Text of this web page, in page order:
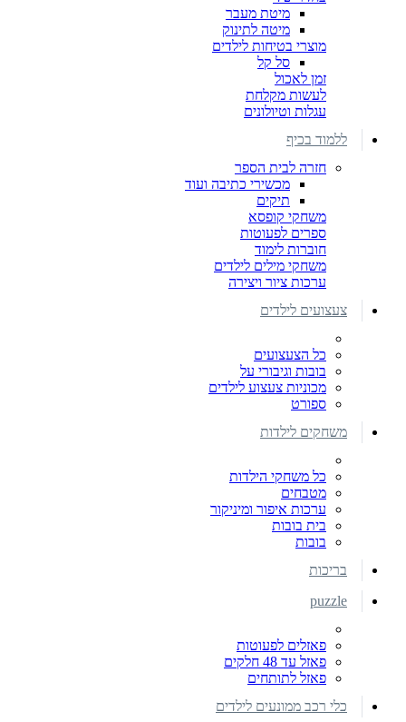
מיטת מעבר
מיטה לתינוק
מוצרי בטיחות לילדים
סל קל
זמן לאכול
לעשות מקלחת
עגלות וטיולונים
ללמוד בכיף
חזרה לבית הספר
מכשירי כתיבה ועוד
תיקים
משחקי קופסא
ספרים לפעוטות
חוברות לימוד
משחקי מילים לילדים
ערכות ציור ויצירה
צעצועים לילדים
כל הצעצועים
בובות וגיבורי על
מכוניות צעצוע לילדים
ספורט
משחקים לילדות
כל משחקי הילדות
מטבחים
ערכות איפור ומיניקור
בית בובות
בובות
בריכות
puzzle
פאזלים לפעוטות
פאזל עד 48 חלקים
פאזל לתותחים
כלי רכב ממונעים לילדים